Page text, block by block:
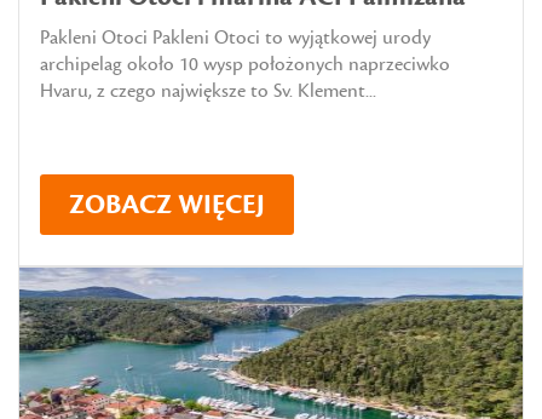
Pakleni Otoci Pakleni Otoci to wyjątkowej urody
archipelag około 10 wysp położonych naprzeciwko
Hvaru, z czego największe to Sv. Klement...
ZOBACZ WIĘCEJ